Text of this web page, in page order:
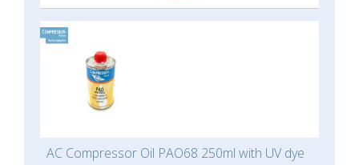
AC Compressor Oil PAO68 250ml with UV dye